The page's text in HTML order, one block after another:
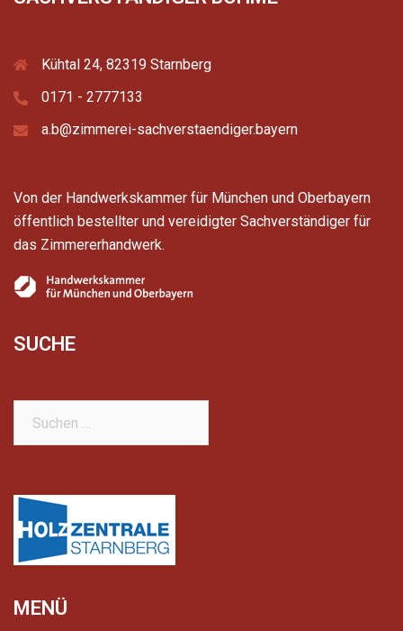
Kühtal 24, 82319 Starnberg
0171 - 2777133
a.b@zimmerei-sachverstaendiger.bayern
Von der Handwerkskammer für München und Oberbayern
öffentlich bestellter und vereidigter Sachverständiger für
das Zimmererhandwerk.
SUCHE
nach:
MENÜ